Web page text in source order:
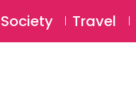
SUBSCRIBE Login
Society Travel